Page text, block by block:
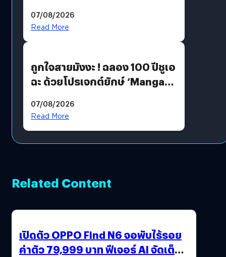
07/08/2026
Read More
ถูกใจสายมังงะ ! ฉลอง 100 ปีชูเอ
ฉะ ด้วยโปรเจกต์ยักษ์ ‘Manga
มีภาษาไทยด้วย
07/08/2026
Read More
Related Content
เปิดตัว OPPO Find N6 จอพับไร้รอย
ค่าตัว 79,999 บาท ฟีเจอร์ AI จัดเต็ม